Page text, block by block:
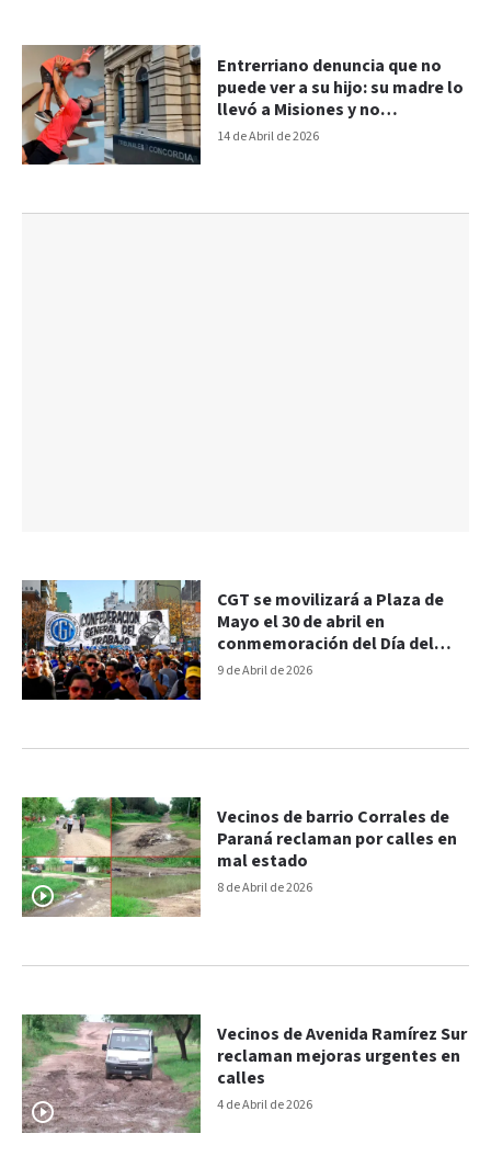
14 de Abril de 2026
Entrerriano denuncia que no
puede ver a su hijo: su madre lo
llevó a Misiones y no
regresaron
9 de Abril de 2026
CGT se movilizará a Plaza de
Mayo el 30 de abril en
conmemoración del Día del
Trabajador
8 de Abril de 2026
Vecinos de barrio Corrales de
Paraná reclaman por calles en
mal estado
4 de Abril de 2026
Vecinos de Avenida Ramírez Sur
reclaman mejoras urgentes en
calles